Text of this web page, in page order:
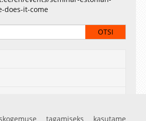
does-it-come
tagamiseks kasutame